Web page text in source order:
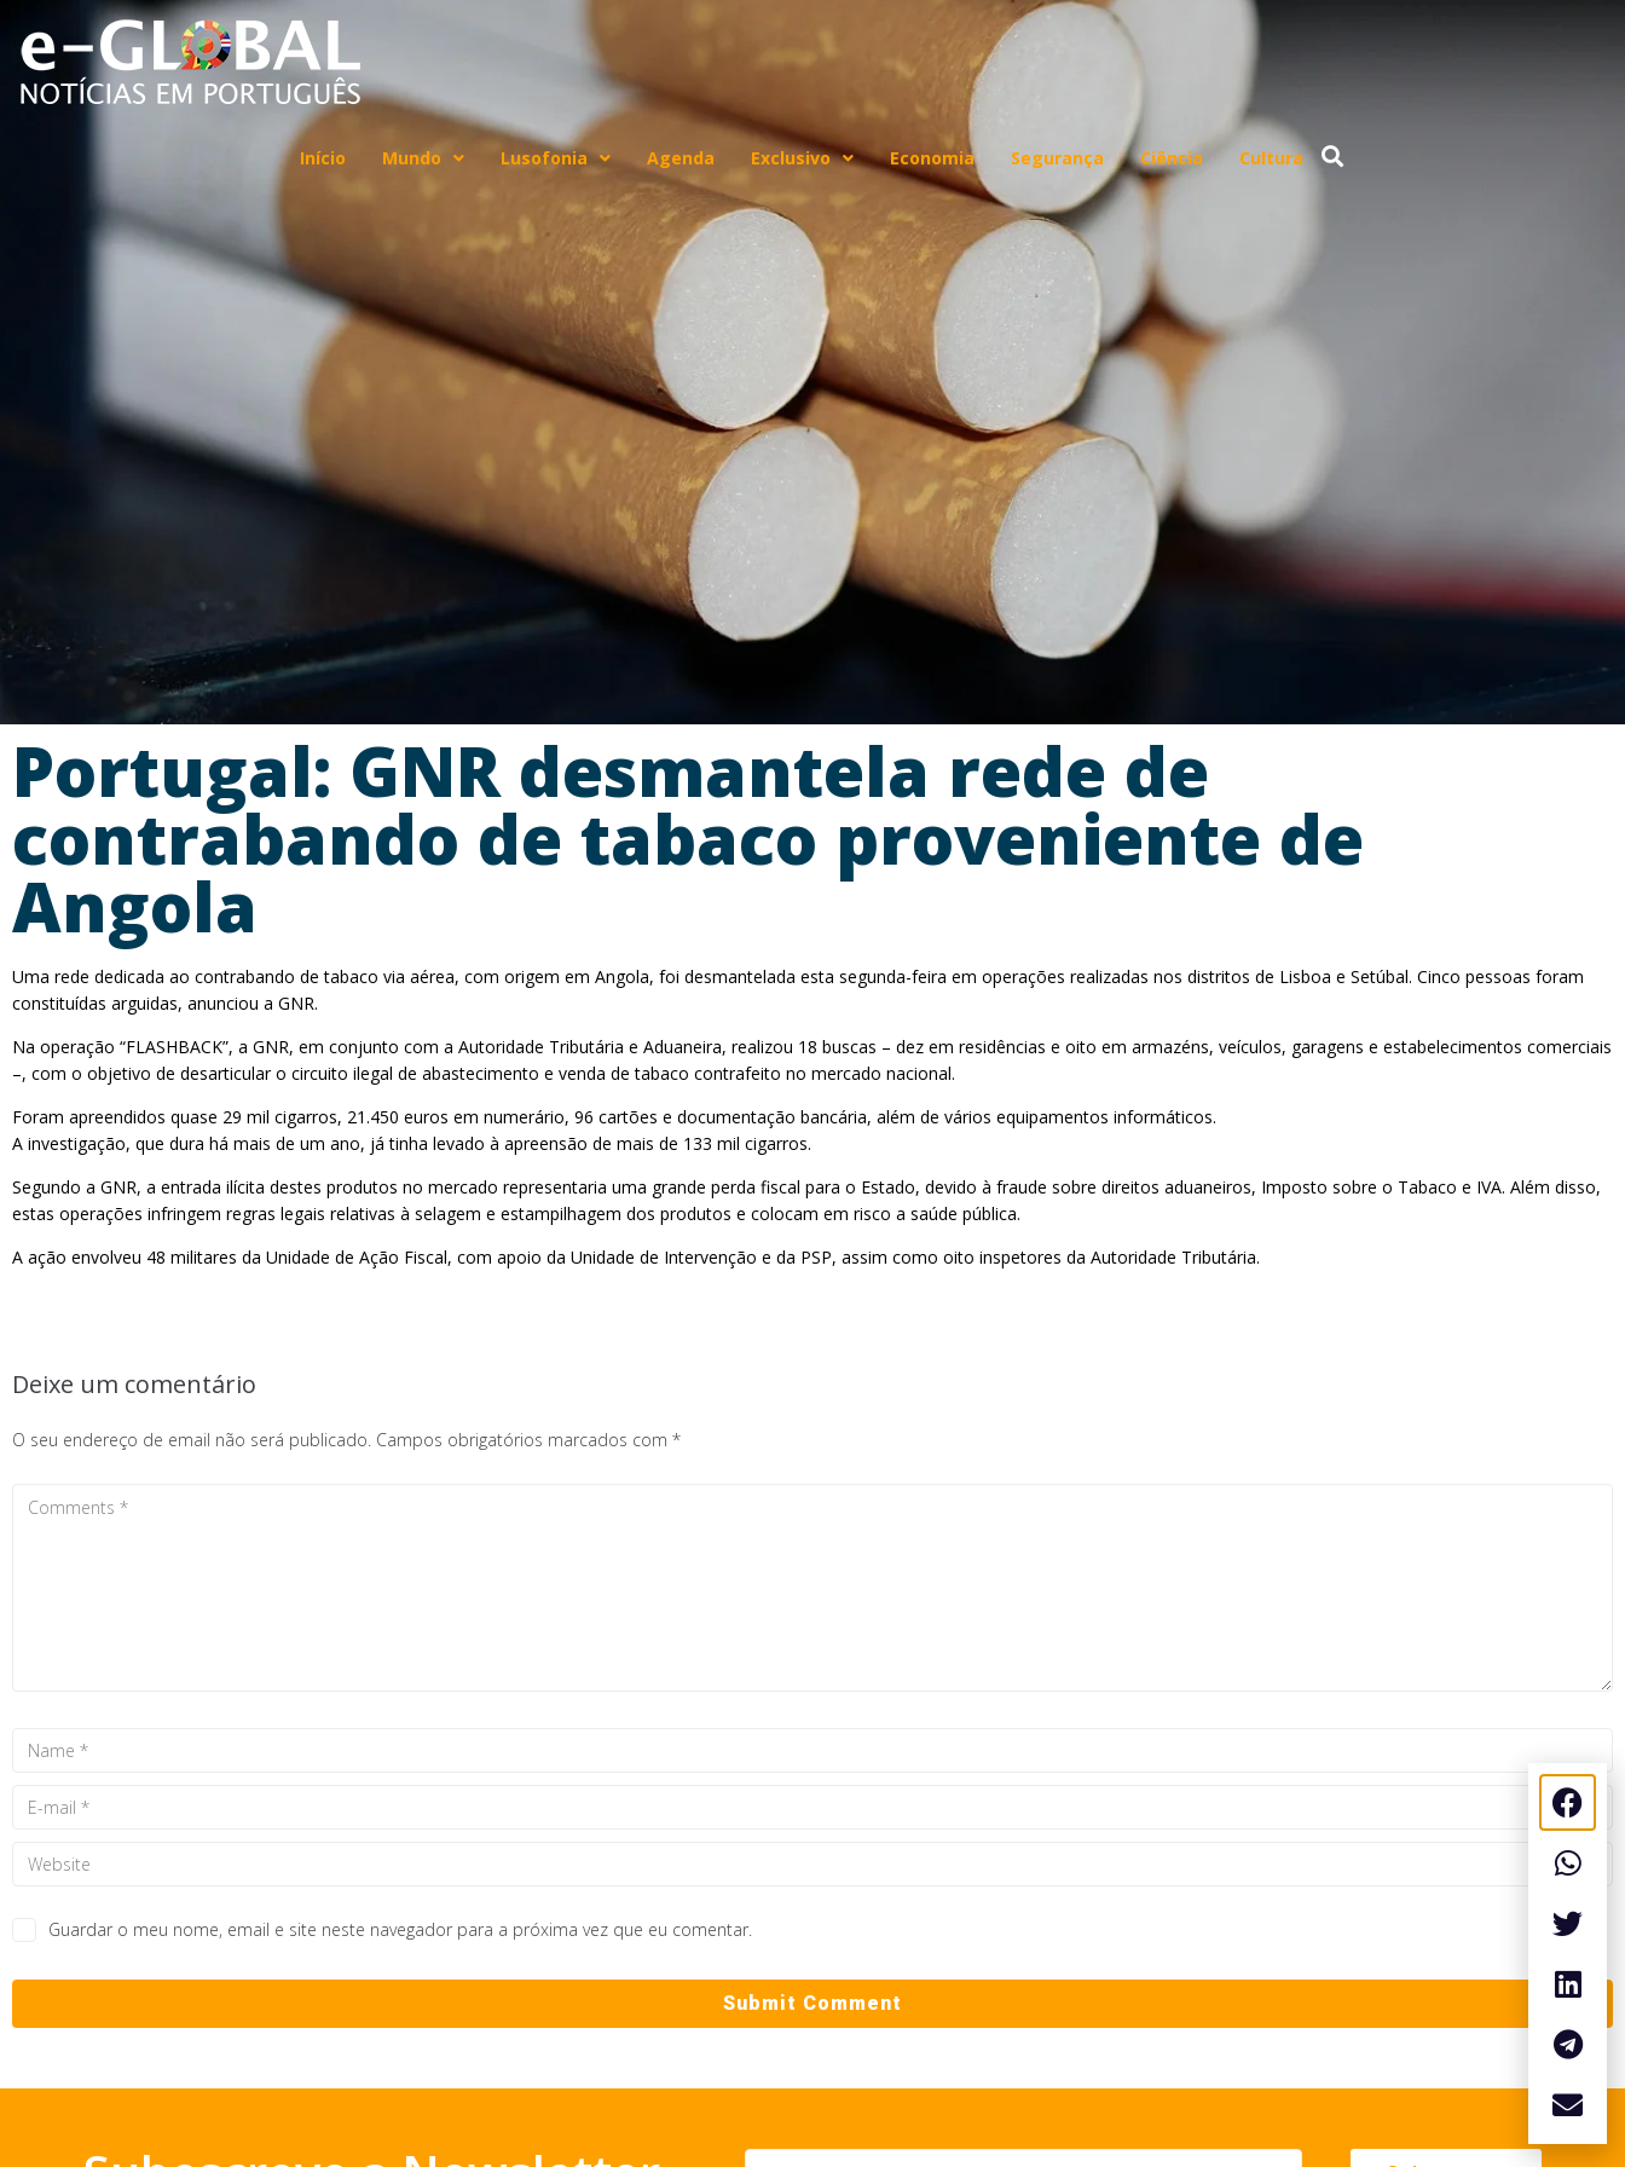
Início Mundo Lusofonia Agenda Exclusivo Economia Segurança Ciência Cultura
Portugal: GNR desmantela rede de
contrabando de tabaco proveniente de
Angola
Uma rede dedicada ao contrabando de tabaco via aérea, com origem em Angola, foi desmantelada esta segunda-feira em operações realizadas nos distritos de Lisboa e Setúbal. Cinco pessoas foram
constituídas arguidas, anunciou a GNR.
Na operação “FLASHBACK”, a GNR, em conjunto com a Autoridade Tributária e Aduaneira, realizou 18 buscas – dez em residências e oito em armazéns, veículos, garagens e estabelecimentos comerciais
–, com o objetivo de desarticular o circuito ilegal de abastecimento e venda de tabaco contrafeito no mercado nacional.
Foram apreendidos quase 29 mil cigarros, 21.450 euros em numerário, 96 cartões e documentação bancária, além de vários equipamentos informáticos.
A investigação, que dura há mais de um ano, já tinha levado à apreensão de mais de 133 mil cigarros.
Segundo a GNR, a entrada ilícita destes produtos no mercado representaria uma grande perda fiscal para o Estado, devido à fraude sobre direitos aduaneiros, Imposto sobre o Tabaco e IVA. Além disso,
estas operações infringem regras legais relativas à selagem e estampilhagem dos produtos e colocam em risco a saúde pública.
A ação envolveu 48 militares da Unidade de Ação Fiscal, com apoio da Unidade de Intervenção e da PSP, assim como oito inspetores da Autoridade Tributária.
Deixe um comentário
O seu endereço de email não será publicado. Campos obrigatórios marcados com *
Guardar o meu nome, email e site neste navegador para a próxima vez que eu comentar.